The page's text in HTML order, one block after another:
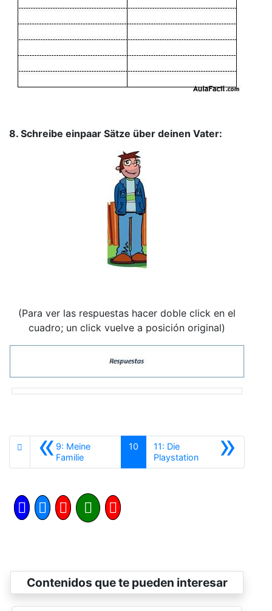
8. Schreibe einpaar Sätze über deinen Vater:
(Para ver las respuestas hacer doble click en el
cuadro; un click vuelve a posición original)
«9: Meine
FamilieAnterior
10 »
11: Die
PlaystationSiguiente
Contenidos que te pueden interesar